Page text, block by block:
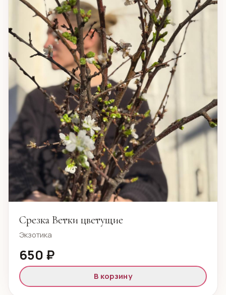
Срезка Ветки цветущие
Экзотика
650 ₽
В корзину